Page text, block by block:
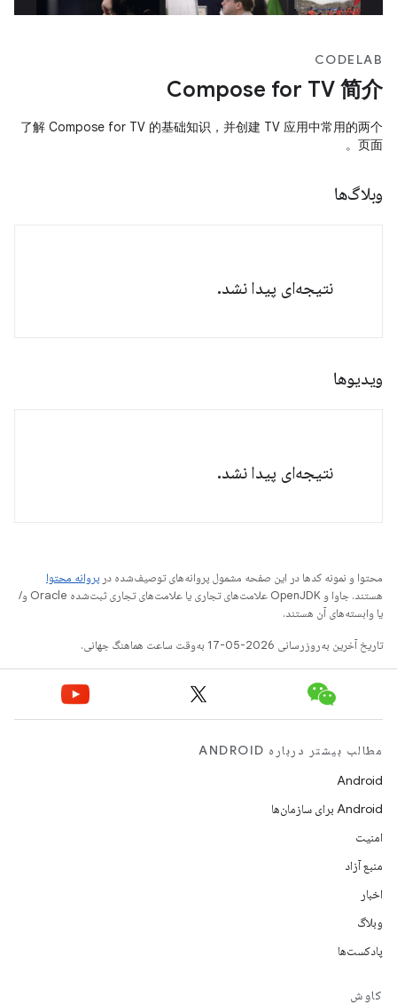
CODELAB
Compose for TV 简介
了解 Compose for TV 的基础知识，并创建 TV 应用中常用的两个
页面。
وبلاگ‌ها
نتیجه‌ای پیدا نشد.
ویدیوها
نتیجه‌ای پیدا نشد.
محتوا و نمونه کدها در این صفحه مشمول پروانه‌های توصیف‌شده در پروانه محتوا
هستند. جاوا و OpenJDK علامت‌های تجاری یا علامت‌های تجاری ثبت‌شده Oracle و/
یا وابسته‌های آن هستند.
تاریخ آخرین به‌روزرسانی 2026-05-17 به‌وقت ساعت هماهنگ جهانی.
مطالب بیشتر درباره ANDROID
Android
Android برای سازمان‌ها
امنیت
منبع آزاد
اخبار
وبلاگ
پادکست‌ها
کاوش